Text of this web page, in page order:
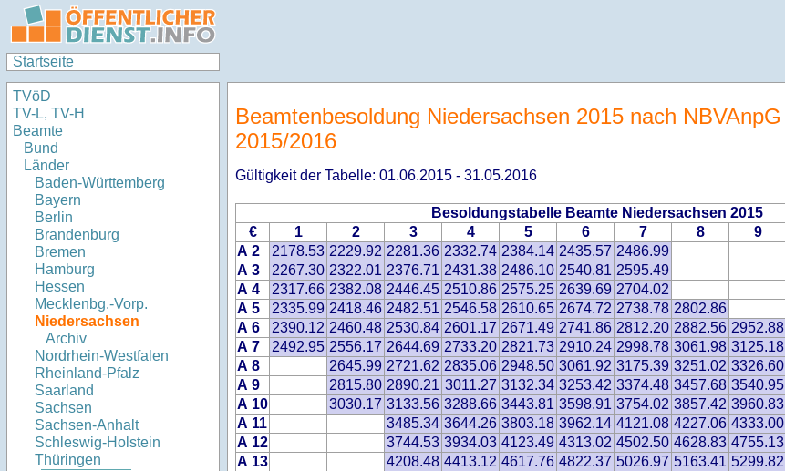
Startseite
TVöD
TV-L, TV-H
Beamte
Bund
Länder
Baden-Württemberg
Bayern
Berlin
Brandenburg
Bremen
Hamburg
Hessen
Mecklenbg.-Vorp.
Niedersachsen
Archiv
Nordrhein-Westfalen
Rheinland-Pfalz
Saarland
Sachsen
Sachsen-Anhalt
Schleswig-Holstein
Thüringen
Beamtenbesoldung Niedersachsen 2015 nach NBVAnpG
2015/2016
Gültigkeit der Tabelle: 01.06.2015 - 31.05.2016
Besoldungstabelle Beamte Niedersachsen 2015
€
1 2 3 4 5 6 7 8 9
A 2
2178.53 2229.92 2281.36 2332.74 2384.14 2435.57 2486.99
A 3
2267.30 2322.01 2376.71 2431.38 2486.10 2540.81 2595.49
A 4
2317.66 2382.08 2446.45 2510.86 2575.25 2639.69 2704.02
A 5
2335.99 2418.46 2482.51 2546.58 2610.65 2674.72 2738.78 2802.86
A 6
2390.12 2460.48 2530.84 2601.17 2671.49 2741.86 2812.20 2882.56 2952.88
A 7
2492.95 2556.17 2644.69 2733.20 2821.73 2910.24 2998.78 3061.98 3125.18
A 8
2645.99 2721.62 2835.06 2948.50 3061.92 3175.39 3251.02 3326.60
A 9
2815.80 2890.21 3011.27 3132.34 3253.42 3374.48 3457.68 3540.95
A 10
3030.17 3133.56 3288.66 3443.81 3598.91 3754.02 3857.42 3960.83
A 11
3485.34 3644.26 3803.18 3962.14 4121.08 4227.06 4333.00
A 12
3744.53 3934.03 4123.49 4313.02 4502.50 4628.83 4755.13
A 13
4208.48 4413.12 4617.76 4822.37 5026.97 5163.41 5299.82